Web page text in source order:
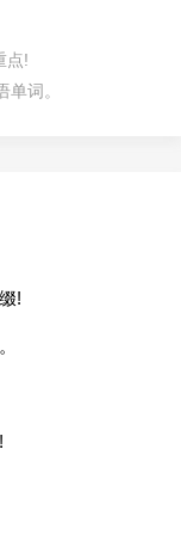
点!
词。
!